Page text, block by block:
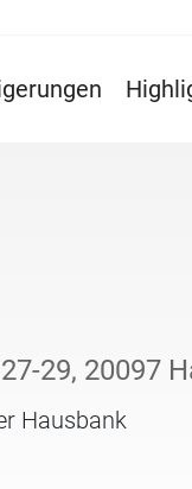
29, 20097
Hausbank